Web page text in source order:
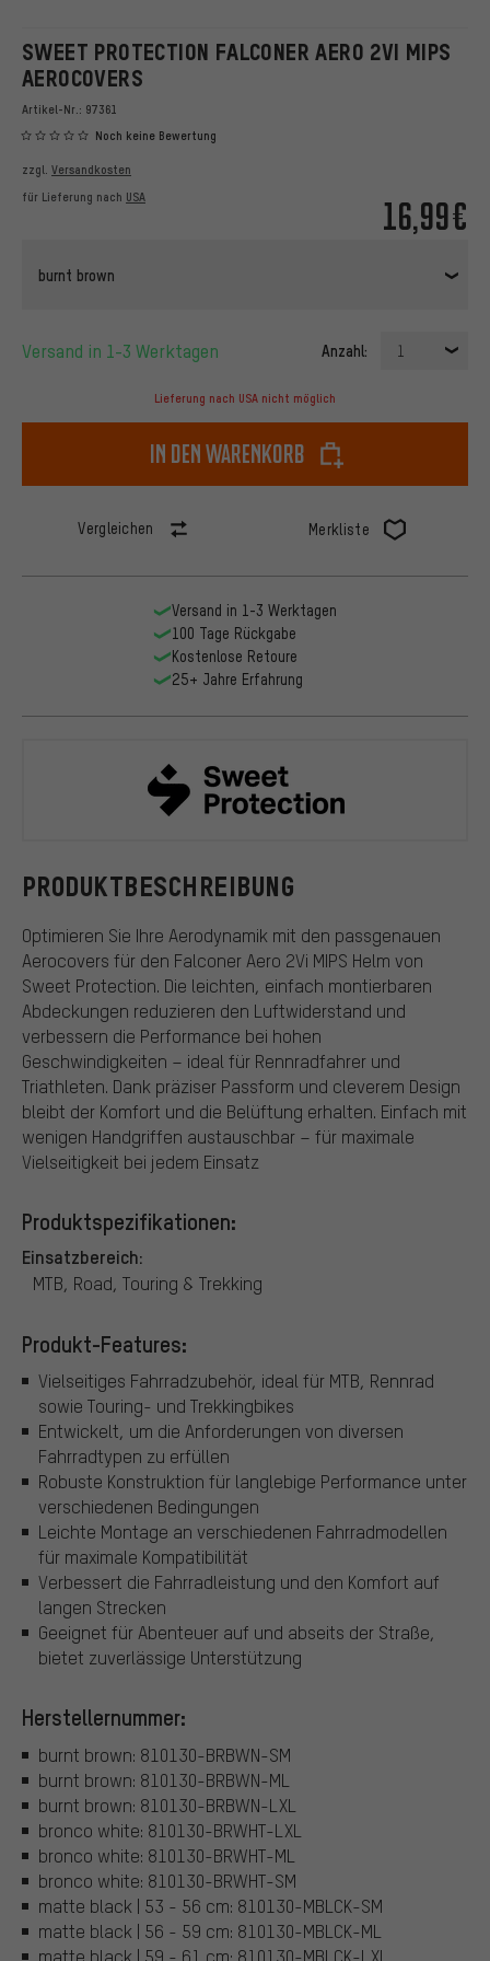
SWEET PROTECTION FALCONER AERO 2VI MIPS
AEROCOVERS
Artikel-Nr.: 97361
Noch keine Bewertung
16,99€
zzgl. Versandkosten
für Lieferung nach USA
burnt brown
Versand in 1-3 Werktagen Anzahl: 1
Lieferung nach USA nicht möglich
In den Warenkorb
Vergleichen Merkliste
PRODUKTBESCHREIBUNG
Optimieren Sie Ihre Aerodynamik mit den passgenauen
Aerocovers für den Falconer Aero 2Vi MIPS Helm von
Sweet Protection. Die leichten, einfach montierbaren
Abdeckungen reduzieren den Luftwiderstand und
verbessern die Performance bei hohen
Geschwindigkeiten – ideal für Rennradfahrer und
Triathleten. Dank präziser Passform und cleverem Design
bleibt der Komfort und die Belüftung erhalten. Einfach mit
wenigen Handgriffen austauschbar – für maximale
Vielseitigkeit bei jedem Einsatz
Produktspezifikationen:
Einsatzbereich:
MTB, Road, Touring & Trekking
Produkt-Features:
Vielseitiges Fahrradzubehör, ideal für MTB, Rennrad
sowie Touring- und Trekkingbikes
Entwickelt, um die Anforderungen von diversen
Fahrradtypen zu erfüllen
Robuste Konstruktion für langlebige Performance unter
verschiedenen Bedingungen
Leichte Montage an verschiedenen Fahrradmodellen
für maximale Kompatibilität
Verbessert die Fahrradleistung und den Komfort auf
langen Strecken
Geeignet für Abenteuer auf und abseits der Straße,
bietet zuverlässige Unterstützung
Herstellernummer:
burnt brown: 810130-BRBWN-SM
burnt brown: 810130-BRBWN-ML
burnt brown: 810130-BRBWN-LXL
bronco white: 810130-BRWHT-LXL
bronco white: 810130-BRWHT-ML
bronco white: 810130-BRWHT-SM
matte black | 53 - 56 cm: 810130-MBLCK-SM
matte black | 56 - 59 cm: 810130-MBLCK-ML
matte black | 59 - 61 cm: 810130-MBLCK-LXL
Versand in 1-3 Werktagen
100 Tage Rückgabe
Kostenlose Retoure
25+ Jahre Erfahrung
Sweet